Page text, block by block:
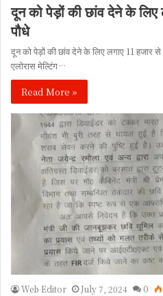
दून को पेड़ों की छांव देने के लिए
पौधे
दून को पेड़ों की छांव देने के लिए लगाए 11 हजार
एलोरास मेल्टिंग…
Read More »
Web Editor July 7, 2024 0